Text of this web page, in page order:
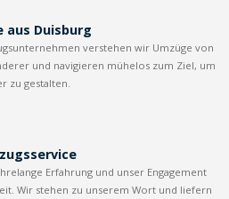
aus Duisburg
verstehen wir Umzüge von
und navigieren mühelos zum Ziel, um
zu gestalten.
Erfahrung und unser Engagement
Wir stehen zu unserem Wort und liefern